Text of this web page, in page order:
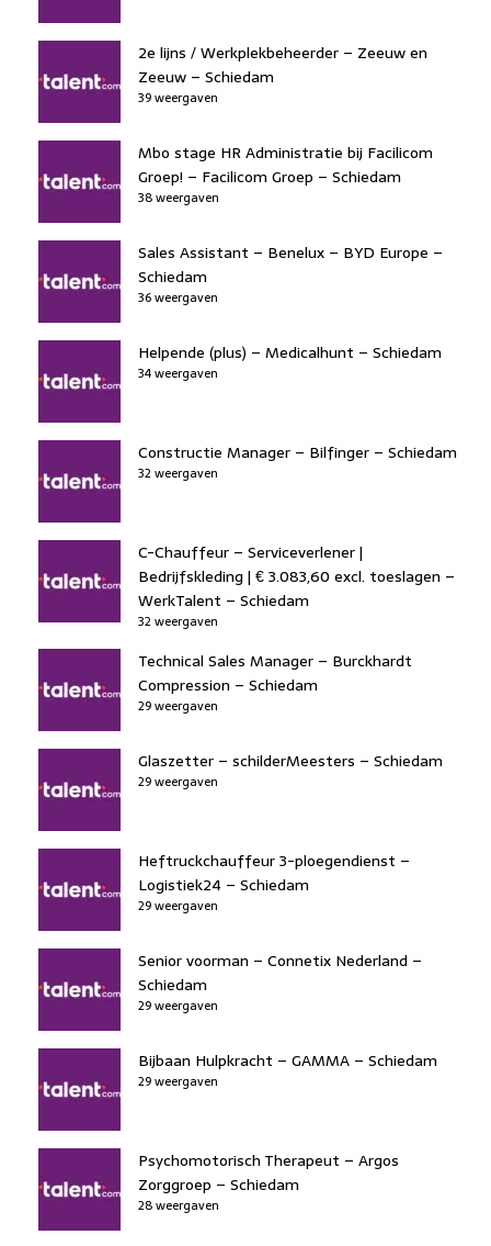
2e lijns / Werkplekbeheerder – Zeeuw en
Zeeuw – Schiedam
39 weergaven
Mbo stage HR Administratie bij Facilicom
Groep! – Facilicom Groep – Schiedam
38 weergaven
Sales Assistant – Benelux – BYD Europe –
Schiedam
36 weergaven
Helpende (plus) – Medicalhunt – Schiedam
34 weergaven
Constructie Manager – Bilfinger – Schiedam
32 weergaven
C-Chauffeur – Serviceverlener |
Bedrijfskleding | € 3.083,60 excl. toeslagen –
WerkTalent – Schiedam
32 weergaven
Technical Sales Manager – Burckhardt
Compression – Schiedam
29 weergaven
Glaszetter – schilderMeesters – Schiedam
29 weergaven
Heftruckchauffeur 3-ploegendienst –
Logistiek24 – Schiedam
29 weergaven
Senior voorman – Connetix Nederland –
Schiedam
29 weergaven
Bijbaan Hulpkracht – GAMMA – Schiedam
29 weergaven
Psychomotorisch Therapeut – Argos
Zorggroep – Schiedam
28 weergaven